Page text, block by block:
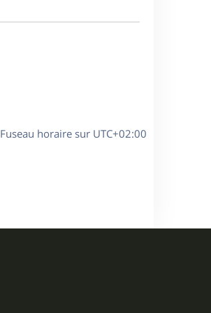
Fuseau horaire sur UTC+02:00